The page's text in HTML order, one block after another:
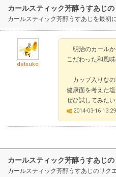
カールスティック芳醇うすあじ
カールスティック芳醇うすあじを最初
detsuko
明治のカールか
こだわった和風
カップ入りなの
健康面を考えた
ぜひ試してみたい
2014-03-16
カールスティック芳醇うすあじ
カールスティック芳醇うすあじのリク